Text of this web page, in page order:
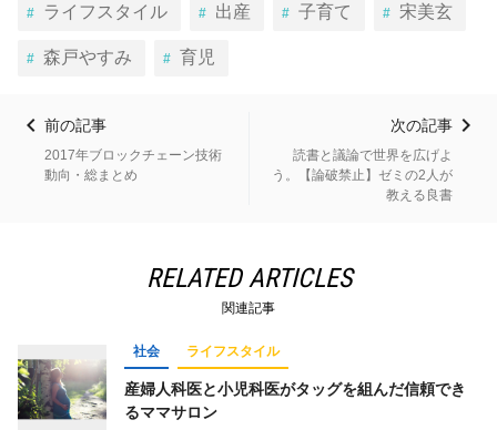
ライフスタイル 出産 子育て 宋美玄
森戸やすみ 育児
前の記事
2017年ブロックチェーン技術
動向・総まとめ
次の記事
読書と議論で世界を広げよ
う。【論破禁止】ゼミの2人が
教える良書
RELATED ARTICLES
関連記事
社会 ライフスタイル
産婦人科医と小児科医がタッグを組んだ信頼でき
るママサロン